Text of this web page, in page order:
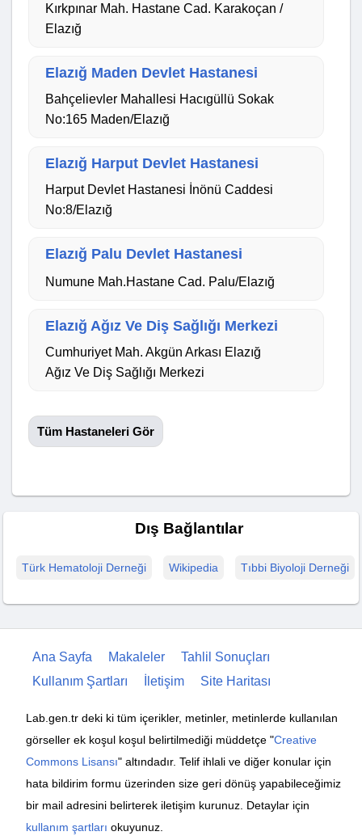
Kırkpınar Mah. Hastane Cad. Karakoçan /
Elazığ
Elazığ Maden Devlet Hastanesi
Bahçelievler Mahallesi Hacıgüllü Sokak
No:165 Maden/Elazığ
Elazığ Harput Devlet Hastanesi
Harput Devlet Hastanesi İnönü Caddesi
No:8/Elazığ
Elazığ Palu Devlet Hastanesi
Numune Mah.Hastane Cad. Palu/Elazığ
Elazığ Ağız Ve Diş Sağlığı Merkezi
Cumhuriyet Mah. Akgün Arkası Elazığ
Ağız Ve Diş Sağlığı Merkezi
Tüm Hastaneleri Gör
Dış Bağlantılar
Türk Hematoloji Derneği Wikipedia Tıbbi Biyoloji Derneği
Ana Sayfa Makaleler
Tahlil Sonuçları
Kullanım Şartları
İletişim Site Haritası
Lab.gen.tr deki ki tüm içerikler, metinler, metinlerde kullanılan
görseller ek koşul koşul belirtilmediği müddetçe "Creative
Commons Lisansı" altındadır. Telif ihlali ve diğer konular için
hata bildirim formu üzerinden size geri dönüş yapabileceğimiz
bir mail adresini belirterek iletişim kurunuz. Detaylar için
kullanım şartları okuyunuz.